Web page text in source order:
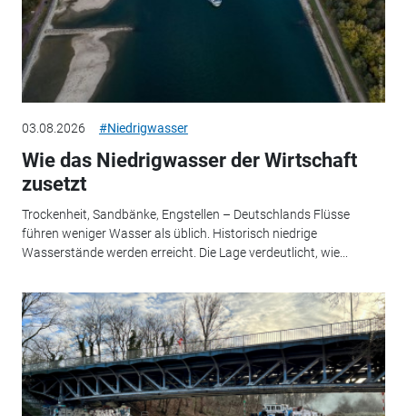
03.08.2026 #Niedrigwasser
Wie das Niedrigwasser der Wirtschaft
zusetzt
Trockenheit, Sandbänke, Engstellen – Deutschlands Flüsse
führen weniger Wasser als üblich. Historisch niedrige
Wasserstände werden erreicht. Die Lage verdeutlicht, wie...